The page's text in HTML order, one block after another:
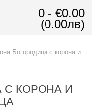
0 - €0.00
(0.00лв)
Богородица с корона и
С КОРОНА И